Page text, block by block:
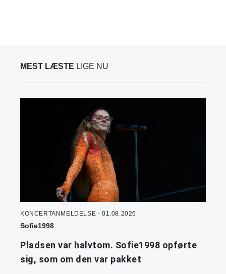
MEST LÆSTE LIGE NU
KONCERTANMELDELSE - 01.08.2026
Sofie1998
Pladsen var halvtom. Sofie1998 opførte
sig, som om den var pakket